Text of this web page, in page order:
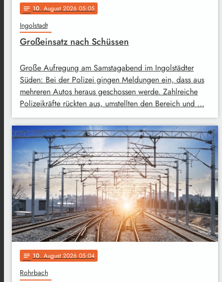
notes 10. August 2026 05:05
Ingolstadt
Großeinsatz nach Schüssen
Große Aufregung am Samstagabend im Ingolstädter
Süden: Bei der Polizei gingen Meldungen ein, dass aus
mehreren Autos heraus geschossen werde. Zahlreiche
Polizeikräfte rückten aus, umstellten den Bereich und …
notes 10. August 2026 05:04
Rohrbach